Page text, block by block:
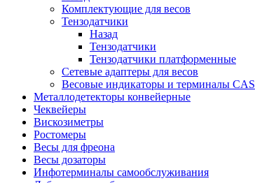
Комплектующие для весов
Тензодатчики
Назад
Тензодатчики
Тензодатчики платформенные
Сетевые адаптеры для весов
Весовые индикаторы и терминалы CAS
Металлодетекторы конвейерные
Чеквейеры
Вискозиметры
Ростомеры
Весы для фреона
Весы дозаторы
Инфотерминалы самообслуживания